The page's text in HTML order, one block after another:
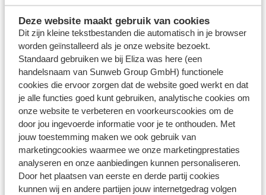
Deze website maakt gebruik van cookies
Dit zijn kleine tekstbestanden die automatisch in je browser
worden geïnstalleerd als je onze website bezoekt.
Standaard gebruiken we bij Eliza was here (een
handelsnaam van Sunweb Group GmbH) functionele
cookies die ervoor zorgen dat de website goed werkt en dat
je alle functies goed kunt gebruiken, analytische cookies om
onze website te verbeteren en voorkeurscookies om de
door jou ingevoerde informatie voor je te onthouden. Met
jouw toestemming maken we ook gebruik van
marketingcookies waarmee we onze marketingprestaties
analyseren en onze aanbiedingen kunnen personaliseren.
Door het plaatsen van eerste en derde partij cookies
kunnen wij en andere partijen jouw internetgedrag volgen
Kinderontvoering
Vragen over hetzelfde onderwerp
Heb ik een paspoort nodig of is een ID-kaart voldoende?
Welke reisdocumenten heb ik nodig?
Gerelateerde vragen
Kan ik reizen met een kind zonder ouders of voogd?